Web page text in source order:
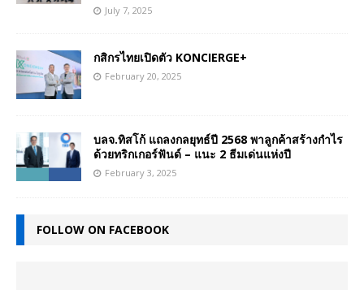
July 7, 2025
กสิกรไทยเปิดตัว KONCIERGE+
February 20, 2025
บลจ.ทิสโก้ แถลงกลยุทธ์ปี 2568 พาลูกค้าสร้างกำไร
ด้วยทริกเกอร์ฟันด์ – แนะ 2 ธีมเด่นแห่งปี
February 3, 2025
FOLLOW ON FACEBOOK